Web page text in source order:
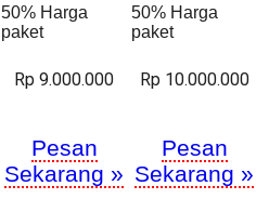
50% Harga
paket
50% Harga
paket
Rp 9.000.000 Rp 10.000.000
Pesan
Sekarang »
Pesan
Sekarang »